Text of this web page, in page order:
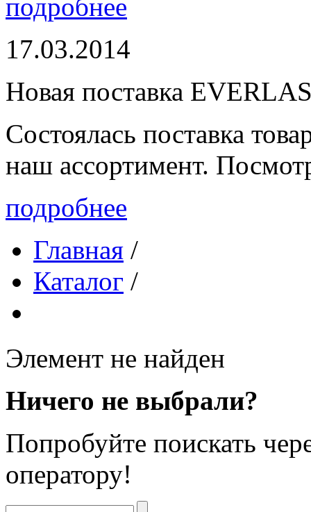
подробнее
17.03.2014
Новая поставка
Состоялась поставка
наш ассортимент.
подробнее
Главная /
Каталог /
Элемент не найден
Ничего не выбрали?
Попробуйте поискать
оператору!